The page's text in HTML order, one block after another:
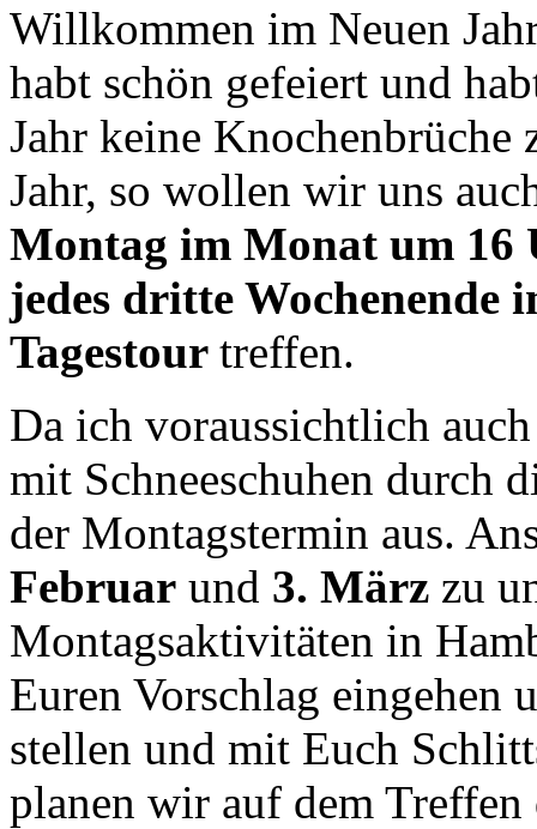
Willkommen im Neuen
habt schön gefeiert und
Jahr keine Knochenbrüche
Jahr, so wollen wir uns
Montag im Monat um
jedes dritte Wochenende
Tagestour treffen.
Da ich voraussichtlich
mit Schneeschuhen durch
der Montagstermin aus.
Februar und 3. März zu
Montagsaktivitäten in
Euren Vorschlag eingehen
stellen und mit Euch
planen wir auf dem Treffen